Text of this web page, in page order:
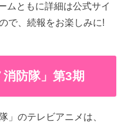
ムともに詳細は公式サイ
で、続報をお楽しみに!
防隊」第3期
」のテレビアニメは、